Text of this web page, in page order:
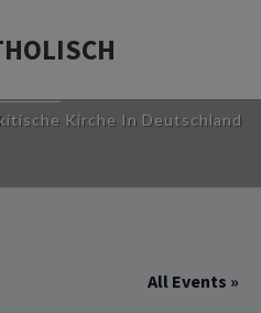
Kirche In Deutschland
« All Events